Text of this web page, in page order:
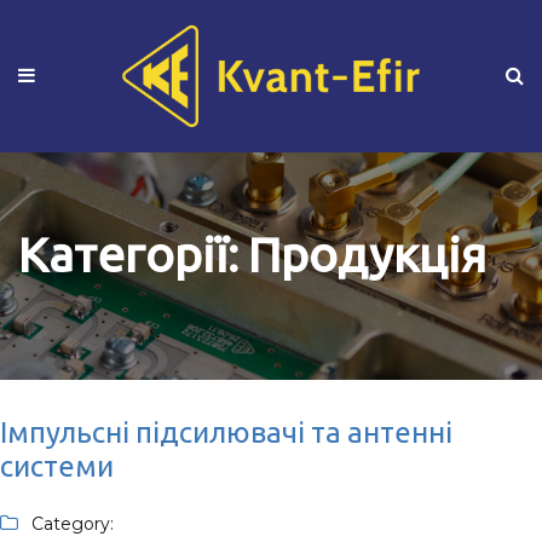
Категорії:Продукція
Імпульсні підсилювачі та антенні
системи
Category: